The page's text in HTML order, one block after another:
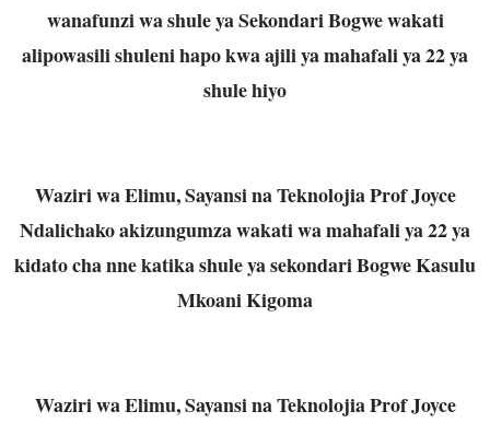
wanafunzi wa shule ya Sekondari Bogwe wakati
alipowasili shuleni hapo kwa ajili ya mahafali ya 22 ya
shule hiyo
Waziri wa Elimu, Sayansi na Teknolojia Prof Joyce
Ndalichako akizungumza wakati wa mahafali ya 22 ya
kidato cha nne katika shule ya sekondari Bogwe Kasulu
Mkoani Kigoma
Waziri wa Elimu, Sayansi na Teknolojia Prof Joyce